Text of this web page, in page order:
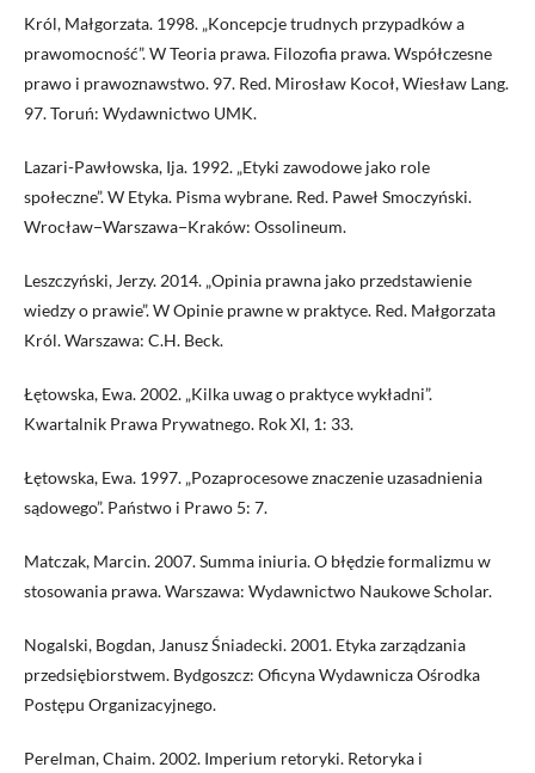
Król, Małgorzata. 1998. „Koncepcje trudnych przypadków a
prawomocność”. W Teoria prawa. Filozofia prawa. Współczesne
prawo i prawoznawstwo. 97. Red. Mirosław Kocoł, Wiesław Lang.
97. Toruń: Wydawnictwo UMK.
Lazari-Pawłowska, Ija. 1992. „Etyki zawodowe jako role
społeczne”. W Etyka. Pisma wybrane. Red. Paweł Smoczyński.
Wrocław−Warszawa−Kraków: Ossolineum.
Leszczyński, Jerzy. 2014. „Opinia prawna jako przedstawienie
wiedzy o prawie”. W Opinie prawne w praktyce. Red. Małgorzata
Król. Warszawa: C.H. Beck.
Łętowska, Ewa. 2002. „Kilka uwag o praktyce wykładni”.
Kwartalnik Prawa Prywatnego. Rok XI, 1: 33.
Łętowska, Ewa. 1997. „Pozaprocesowe znaczenie uzasadnienia
sądowego”. Państwo i Prawo 5: 7.
Matczak, Marcin. 2007. Summa iniuria. O błędzie formalizmu w
stosowania prawa. Warszawa: Wydawnictwo Naukowe Scholar.
Nogalski, Bogdan, Janusz Śniadecki. 2001. Etyka zarządzania
przedsiębiorstwem. Bydgoszcz: Oficyna Wydawnicza Ośrodka
Postępu Organizacyjnego.
Perelman, Chaim. 2002. Imperium retoryki. Retoryka i